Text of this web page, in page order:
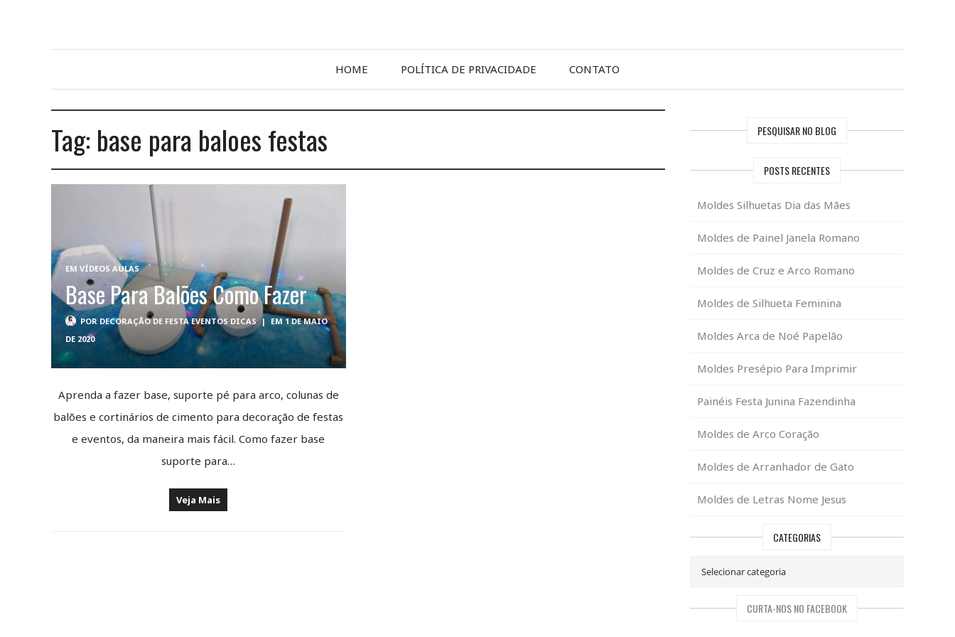
HOME POLÍTICA DE PRIVACIDADE CONTATO
Tag: base para baloes festas
EM VÍDEOS AULAS
Base Para Balões Como Fazer
POR DECORAÇÃO DE FESTA EVENTOS DICAS |
EM 1 DE MAIO
DE 2020
Aprenda a fazer base, suporte pé para arco, colunas de
balões e cortinários de cimento para decoração de festas
e eventos, da maneira mais fácil. Como fazer base
suporte para…
Veja Mais
PESQUISAR NO BLOG
POSTS RECENTES
Moldes Silhuetas Dia das Mães
Moldes de Painel Janela Romano
Moldes de Cruz e Arco Romano
Moldes de Silhueta Feminina
Moldes Arca de Noé Papelão
Moldes Presépio Para Imprimir
Painéis Festa Junina Fazendinha
Moldes de Arco Coração
Moldes de Arranhador de Gato
Moldes de Letras Nome Jesus
CATEGORIAS
CURTA-NOS NO FACEBOOK